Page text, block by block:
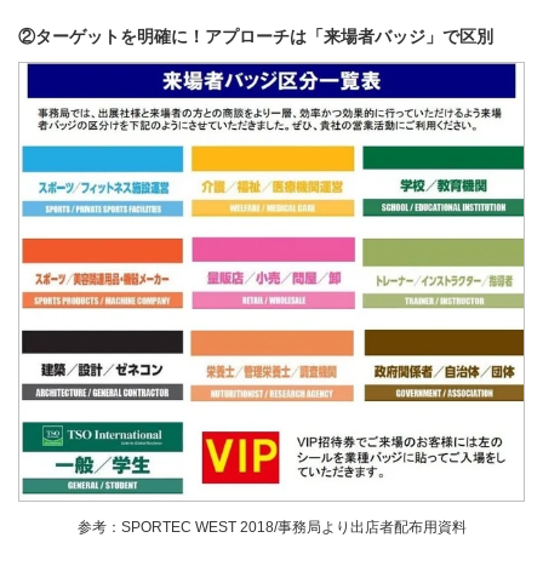
②ターゲットを明確に！アプローチは「来場者バッジ」で区別
参考：SPORTEC WEST 2018/事務局より出店者配布用資料